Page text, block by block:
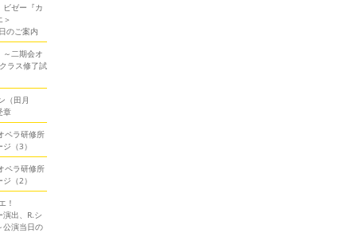
ビゼー『カ
＞
のご案内
～二期会オ
ラス修了試
（田月
章
ペラ研修所
（3）
ペラ研修所
（2）
！
出、R.シ
公演当日の